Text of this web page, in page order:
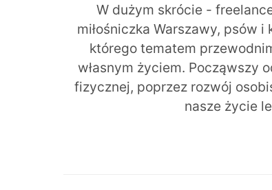
W dużym skrócie -
miłośniczka Warszawy, psów
którego tematem
własnym życiem. Począwszy
fizycznej, poprzez rozwój
nasze życie